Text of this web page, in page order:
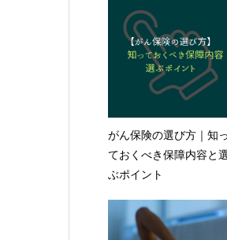
がん保険の選び方｜知っ
ておくべき保障内容と
ぶポイント